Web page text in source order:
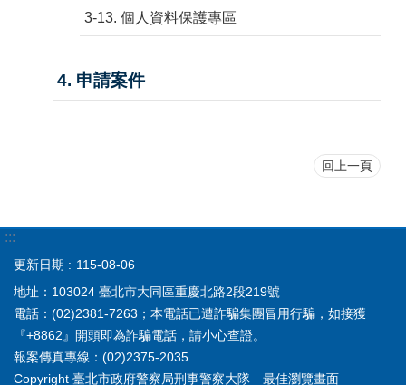
3-13. 個人資料保護專區
4. 申請案件
回上一頁
:::
更新日期
115-08-06
地址：103024 臺北市大同區重慶北路2段219號
電話：(02)2381-7263；本電話已遭詐騙集團冒用行騙，如接獲
『+8862』開頭即為詐騙電話，請小心查證。
報案傳真專線：(02)2375-2035
Copyright 臺北市政府警察局刑事警察大隊 最佳瀏覽畫面